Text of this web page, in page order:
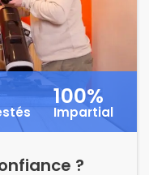
100%
Impartial
?